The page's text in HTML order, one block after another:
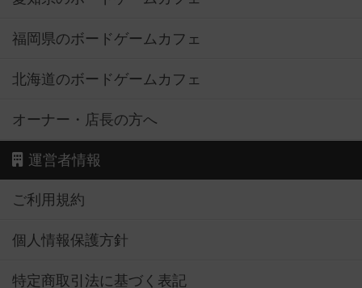
福岡県のボードゲームカフェ
北海道のボードゲームカフェ
オーナー・店長の方へ
運営者情報
ご利用規約
個人情報保護方針
特定商取引法に基づく表記